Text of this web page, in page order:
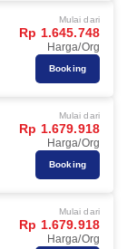
Mulai dari
Rp 1.645.748
Harga/Org
Booking
Mulai dari
Rp 1.679.918
Harga/Org
Booking
Mulai dari
Rp 1.679.918
Harga/Org